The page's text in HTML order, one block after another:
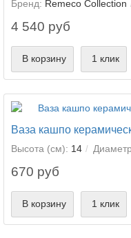
Бренд: Remeco Collection
4 540 руб
В корзину 1 клик
Ваза кашпо
Высота (см): 14
670 руб
В корзину 1 клик